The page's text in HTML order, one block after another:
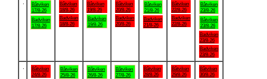
Båtviken
17/8-26
Badviken
17/8-26
Båtviken
18/8-26
Badviken
18/8-26
Båtviken
19/8-26
Badviken
19/8-26
Båtviken
20/8-26
Badviken
20/8-26
Båtviken
21/8-26
Badviken
21/8-26
Båtviken
22/8-26
Badviken
22/8-26
Båtviken
23/8-26
Båtviken
23/8-26
Badviken
23/8-26
Badviken
23/8-26
Båtviken
24/8-26
Båtviken
25/8-26
Båtviken
26/8-26
Båtviken
27/8-26
Båtviken
28/8-26
Båtviken
29/8-26
Båtviken
30/8-26